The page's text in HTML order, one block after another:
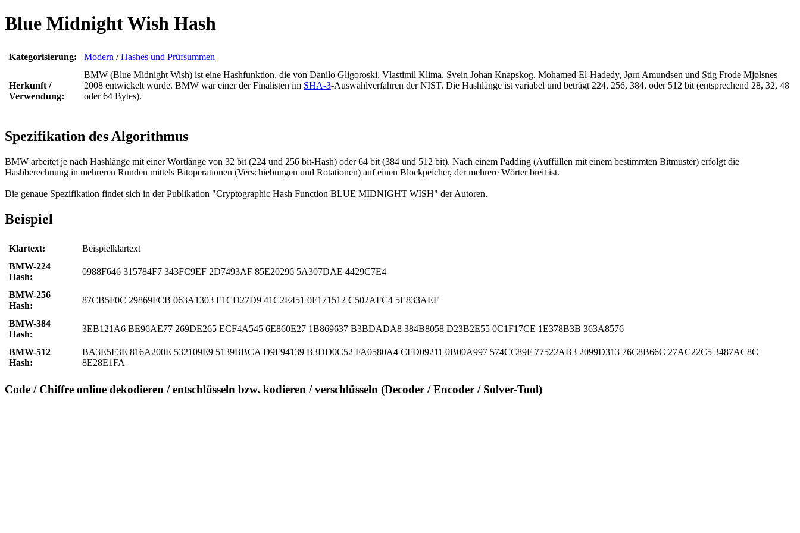
Blue Midnight Wish Hash
Kategorisierung: Modern /Hashes und Prüfsummen
Herkunft /
Verwendung:
BMW (Blue Midnight Wish) ist eine Hashfunktion, die von Danilo Gligoroski, Vlastimil Klima, Svein Johan Knapskog, Mohamed El-Hadedy, Jørn Amundsen und Stig Frode Mjølsnes
2008 entwickelt wurde. BMW war einer der Finalisten im SHA-3-Auswahlverfahren der NIST. Die Hashlänge ist variabel und beträgt 224, 256, 384, oder 512 bit (entsprechend 28, 32, 48
oder 64 Bytes).
Spezifikation des Algorithmus
BMW arbeitet je nach Hashlänge mit einer Wortlänge von 32 bit (224 und 256 bit-Hash) oder 64 bit (384 und 512 bit). Nach einem Padding (Auffüllen mit einem bestimmten Bitmuster) erfolgt die
Hashberechnung in mehreren Runden mittels Bitoperationen (Verschiebungen und Rotationen) auf einen Blockpeicher, der mehrere Wörter breit ist.
Die genaue Spezifikation findet sich in der Publikation "Cryptographic Hash Function BLUE MIDNIGHT WISH" der Autoren.
Beispiel
Klartext:
Beispielklartext
BMW-224
Hash:
0988F646 315784F7 343FC9EF 2D7493AF 85E20296 5A307DAE 4429C7E4
BMW-256
Hash:
87CB5F0C 29869FCB 063A1303 F1CD27D9 41C2E451 0F171512 C502AFC4 5E833AEF
BMW-384
Hash:
3EB121A6 BE96AE77 269DE265 ECF4A545 6E860E27 1B869637 B3BDADA8 384B8058 D23B2E55 0C1F17CE 1E378B3B 363A8576
BMW-512
Hash:
BA3E5F3E 816A200E 532109E9 5139BBCA D9F94139 B3DD0C52 FA0580A4 CFD09211 0B00A997 574CC89F 77522AB3 2099D313 76C8B66C 27AC22C5 3487AC8C
8E28E1FA
Code / Chiffre online dekodieren / entschlüsseln bzw. kodieren / verschlüsseln (Decoder / Encoder / Solver-Tool)